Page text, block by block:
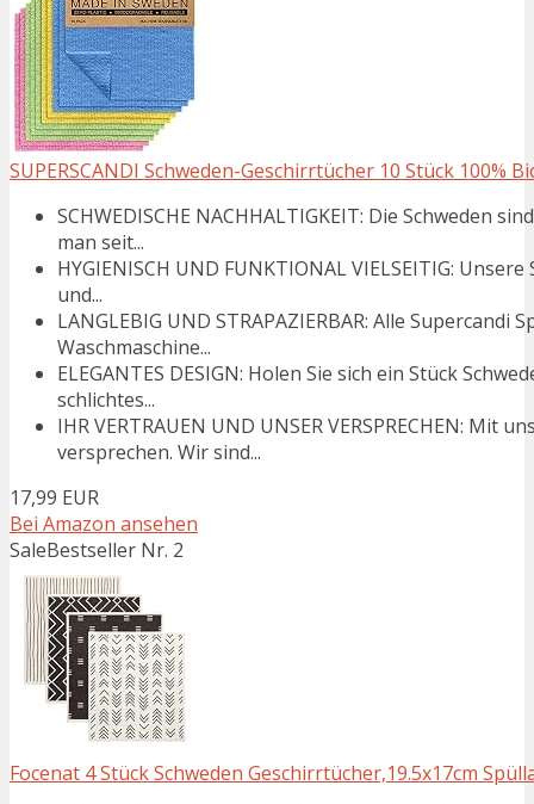
SUPERSCANDI Schweden-Geschirrtücher 10 Stück 100%
SCHWEDISCHE NACHHALTIGKEIT: Die Schweden
man seit...
HYGIENISCH UND FUNKTIONAL VIELSEITIG:
und...
LANGLEBIG UND STRAPAZIERBAR: Alle
Waschmaschine...
ELEGANTES DESIGN: Holen Sie sich ein Stück
schlichtes...
IHR VERTRAUEN UND UNSER VERSPRECHEN:
versprechen. Wir sind...
17,99 EUR
Bei Amazon ansehen
SaleBestseller Nr. 2
Focenat 4 Stück Schweden Geschirrtücher,19.5x17cm